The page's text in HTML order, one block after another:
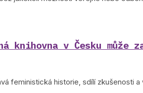
knihovna v Česku může
feministická historie, sdílí zkušenosti